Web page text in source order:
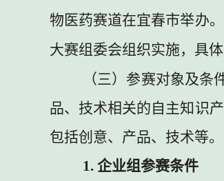
物医药赛道在宜春市举办
大赛组委会组织实施，具
（三）参赛对象及条
品、技术相关的自主知识产
包括创意、产品、技术等。
1. 企业组参赛条件